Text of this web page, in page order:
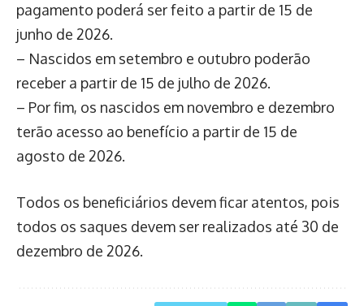
pagamento poderá ser feito a partir de 15 de
junho de 2026.
– Nascidos em setembro e outubro poderão
receber a partir de 15 de julho de 2026.
– Por fim, os nascidos em novembro e dezembro
terão acesso ao benefício a partir de 15 de
agosto de 2026.
Todos os beneficiários devem ficar atentos, pois
todos os saques devem ser realizados até 30 de
dezembro de 2026.